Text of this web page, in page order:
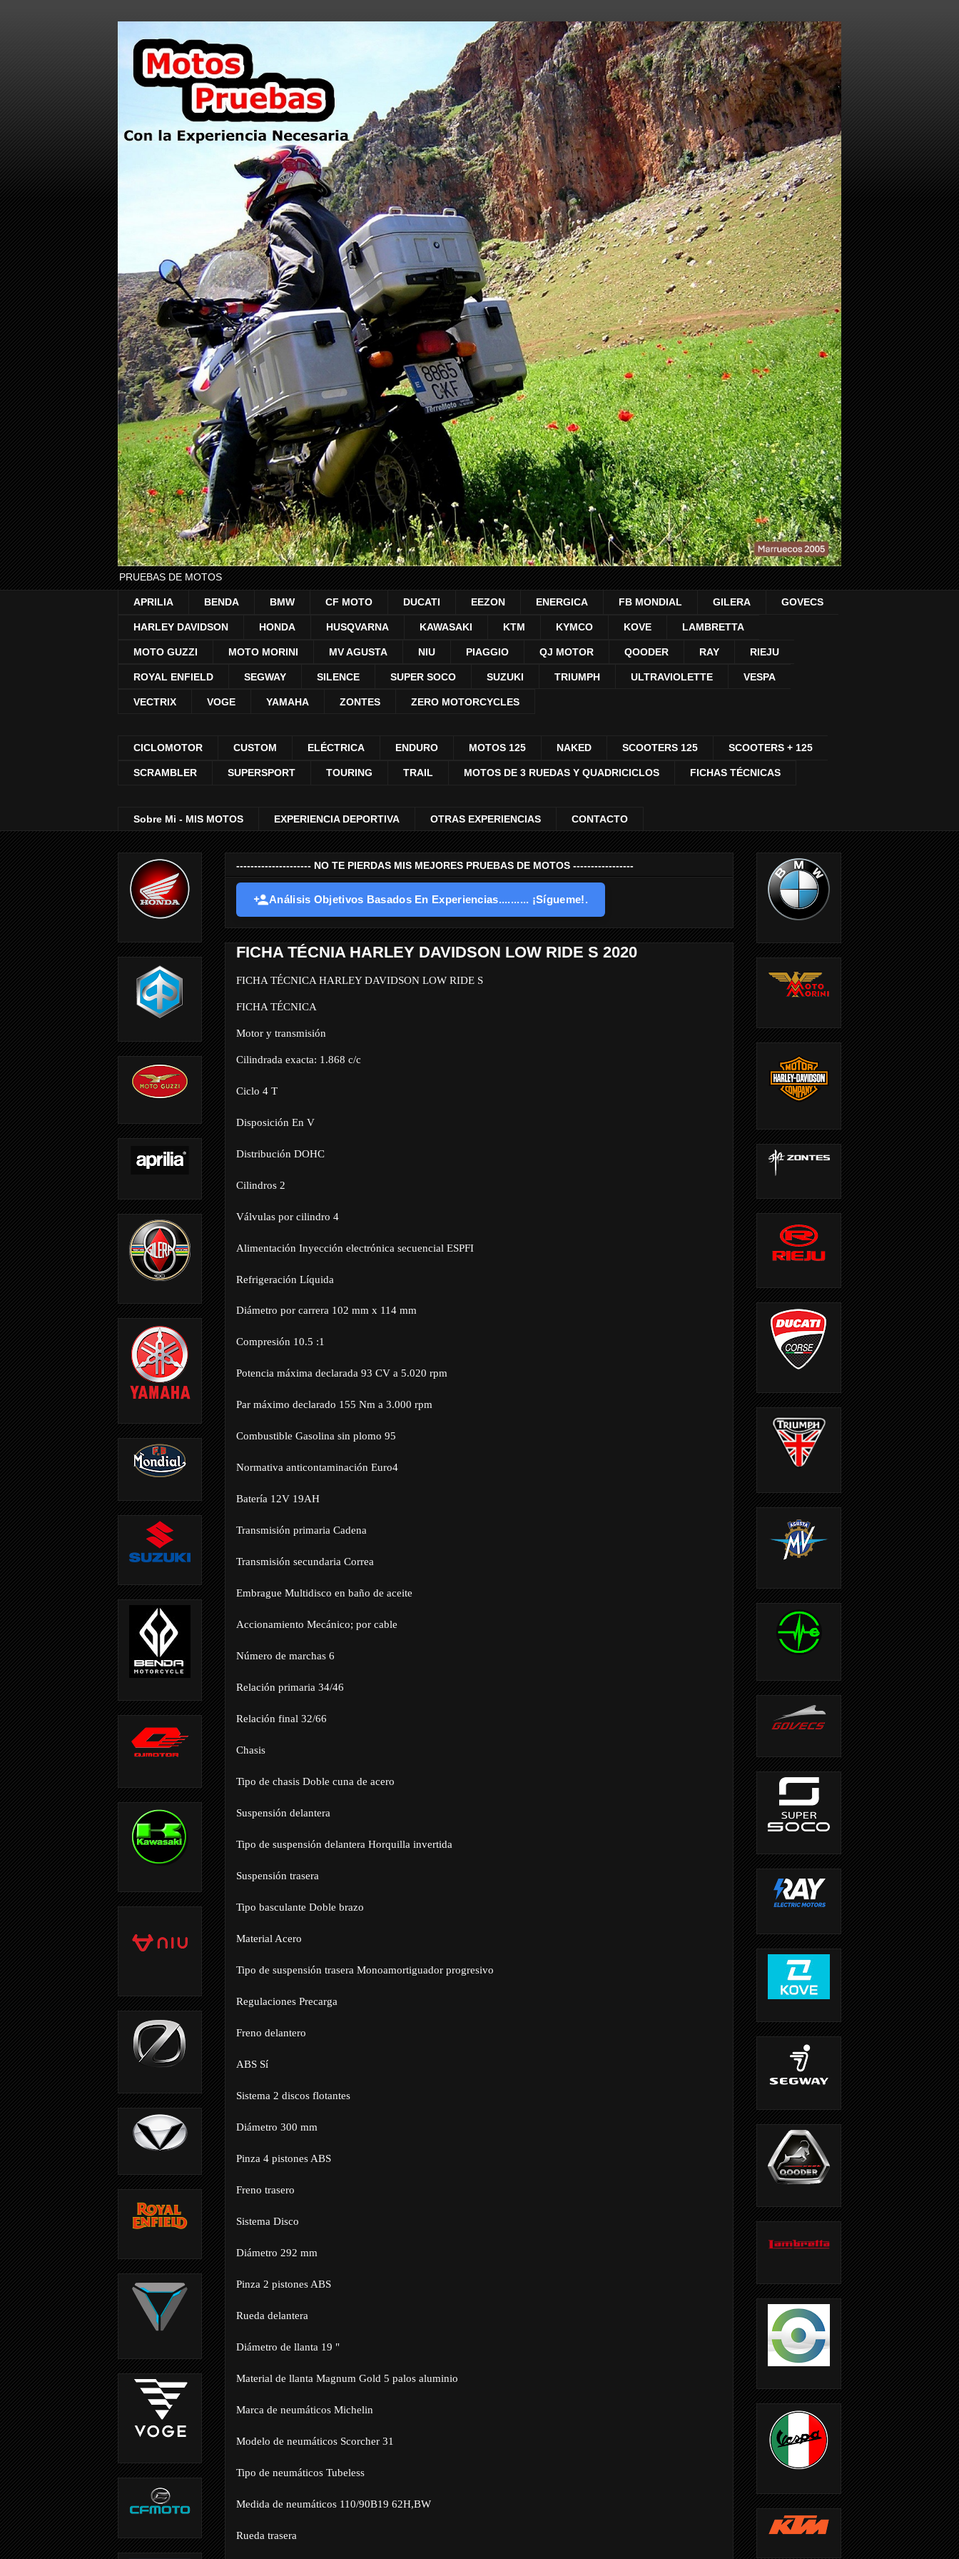
PRUEBAS DE MOTOS
APRILIA BENDA BMW CF MOTO DUCATI EEZON ENERGICA FB MONDIAL GILERA GOVECS
HARLEY DAVIDSON HONDA HUSQVARNA KAWASAKI KTM KYMCO KOVE LAMBRETTA
MOTO GUZZI MOTO MORINI MV AGUSTA NIU PIAGGIO QJ MOTOR QOODER RAY RIEJU
ROYAL ENFIELD SEGWAY SILENCE SUPER SOCO SUZUKI TRIUMPH ULTRAVIOLETTE VESPA
VECTRIX VOGE YAMAHA ZONTES ZERO MOTORCYCLES
CICLOMOTOR CUSTOM ELÉCTRICA ENDURO MOTOS 125 NAKED SCOOTERS 125 SCOOTERS + 125
SCRAMBLER SUPERSPORT TOURING TRAIL MOTOS DE 3 RUEDAS Y QUADRICICLOS FICHAS TÉCNICAS
Sobre Mi - MIS MOTOS EXPERIENCIA DEPORTIVA OTRAS EXPERIENCIAS CONTACTO
--------------------- NO TE PIERDAS MIS MEJORES PRUEBAS DE MOTOS -----------------
Análisis Objetivos Basados En Experiencias.......... ¡Sígueme!.
FICHA TÉCNIA HARLEY DAVIDSON LOW RIDE S 2020
FICHA TÉCNICA HARLEY DAVIDSON LOW RIDE S
FICHA TÉCNICA
Motor y transmisión
Cilindrada exacta: 1.868 c/c
Ciclo 4 T
Disposición En V
Distribución DOHC
Cilindros 2
Válvulas por cilindro 4
Alimentación Inyección electrónica secuencial ESPFI
Refrigeración Líquida
Diámetro por carrera 102 mm x 114 mm
Compresión 10.5 :1
Potencia máxima declarada 93 CV a 5.020 rpm
Par máximo declarado 155 Nm a 3.000 rpm
Combustible Gasolina sin plomo 95
Normativa anticontaminación Euro4
Batería 12V 19AH
Transmisión primaria Cadena
Transmisión secundaria Correa
Embrague Multidisco en baño de aceite
Accionamiento Mecánico; por cable
Número de marchas 6
Relación primaria 34/46
Relación final 32/66
Chasis
Tipo de chasis Doble cuna de acero
Suspensión delantera
Tipo de suspensión delantera Horquilla invertida
Suspensión trasera
Tipo basculante Doble brazo
Material Acero
Tipo de suspensión trasera Monoamortiguador progresivo
Regulaciones Precarga
Freno delantero
ABS Sí
Sistema 2 discos flotantes
Diámetro 300 mm
Pinza 4 pistones ABS
Freno trasero
Sistema Disco
Diámetro 292 mm
Pinza 2 pistones ABS
Rueda delantera
Diámetro de llanta 19 "
Material de llanta Magnum Gold 5 palos aluminio
Marca de neumáticos Michelin
Modelo de neumáticos Scorcher 31
Tipo de neumáticos Tubeless
Medida de neumáticos 110/90B19 62H,BW
Rueda trasera